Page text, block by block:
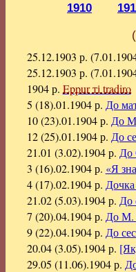
1910
25.12.1903 р.
25.12.1903 р.
1904 р. Eppur ті tradiro
5 (18).01.1904 р. До
10 (23).01.1904 р. До
12 (25).01.1904 р. До
21.01 (3.02).1904 р. До
3 (16).02.1904 р. «Я
4 (17).02.1904 р. Дочка
21.02 (5.03).1904 р. До
7 (20).04.1904 р. До М.
9 (22).04.1904 р. До
20.04 (3.05).1904 р.
29.05 (11.06).1904 р.